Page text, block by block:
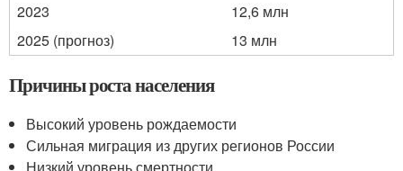
2023
12,6 млн
2025 (прогноз)
13 млн
Причины роста населения
Высокий уровень рождаемости
Сильная миграция из других регионов России